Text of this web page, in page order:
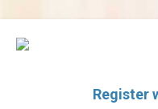
Register